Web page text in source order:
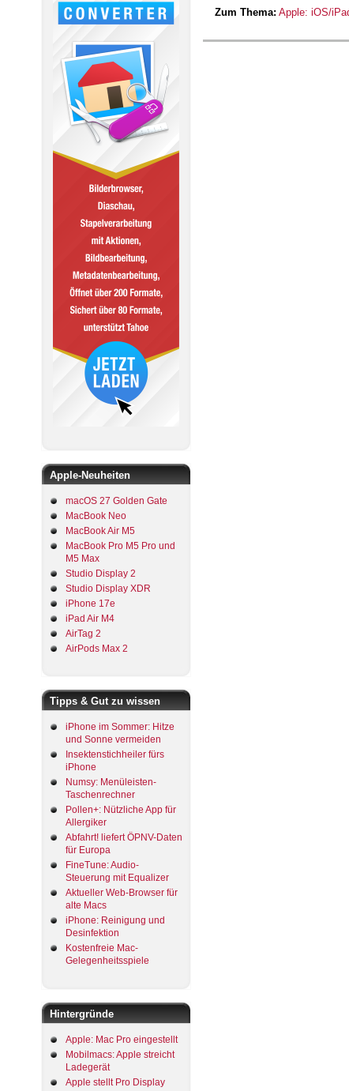
Apple-Neuheiten
macOS 27 Golden Gate
MacBook Neo
MacBook Air M5
MacBook Pro M5 Pro und
M5 Max
Studio Display 2
Studio Display XDR
iPhone 17e
iPad Air M4
AirTag 2
AirPods Max 2
Tipps & Gut zu wissen
iPhone im Sommer: Hitze
und Sonne vermeiden
Insektenstichheiler fürs
iPhone
Numsy: Menüleisten-
Taschenrechner
Pollen+: Nützliche App für
Allergiker
Abfahrt! liefert ÖPNV-Daten
für Europa
FineTune: Audio-
Steuerung mit Equalizer
Aktueller Web-Browser für
alte Macs
iPhone: Reinigung und
Desinfektion
Kostenfreie Mac-
Gelegenheitsspiele
Hintergründe
Apple: Mac Pro eingestellt
Mobilmacs: Apple streicht
Ladegerät
Apple stellt Pro Display
Zum Thema: Apple: iOS/